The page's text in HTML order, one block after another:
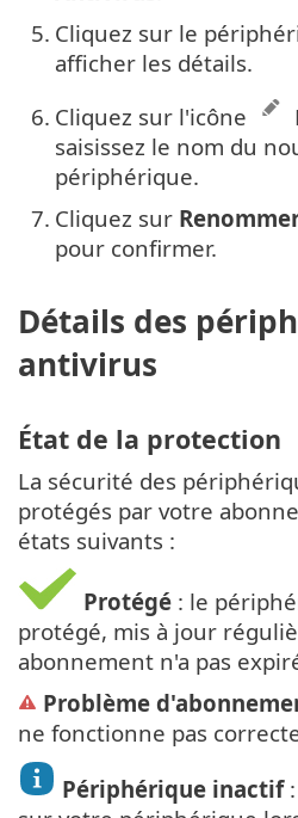
5. Cliquez sur le
afficher les détails.
6. Cliquez sur l'icône
saisissez le nom du
périphérique.
7. Cliquez sur
pour confirmer.
Détails des
antivirus
État de la protection
La sécurité des
protégés par votre
états suivants :
Protégé : le
protégé, mis à jour
abonnement n'a pas
Problème
ne fonctionne pas
Périphérique inactif: